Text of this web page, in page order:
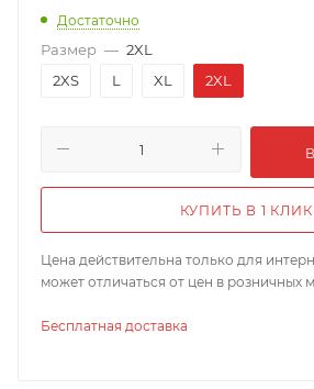
Достаточно
Размер — 2XL
2XS
L XL 2XL
КУПИТЬ В 1 КЛИК
Цена действительна только для
может отличаться от цен в розничных
Бесплатная доставка